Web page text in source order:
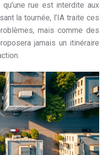
rue est interdite aux
la tournée, l’IA traite ces
mais comme des
jamais un itinéraire